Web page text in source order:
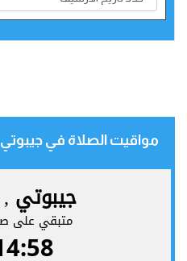
مواقيت الصلاة في جيبوتي‎